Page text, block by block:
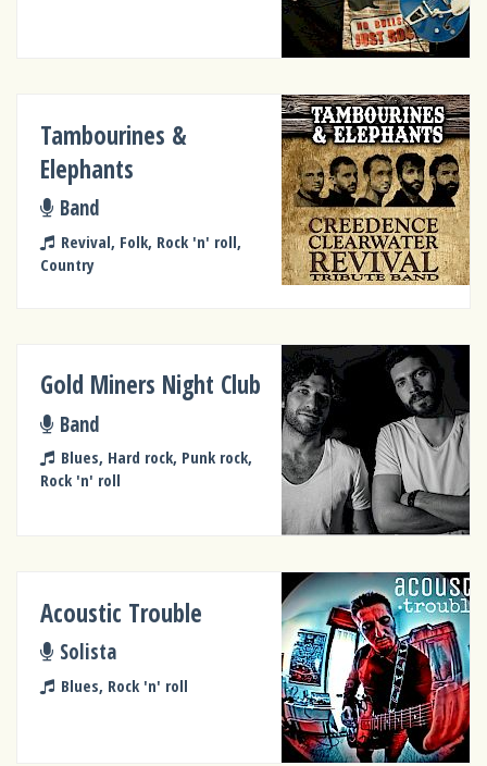
Tambourines &
Elephants
Band
Revival, Folk, Rock 'n' roll,
Country
Gold Miners Night Club
Band
Blues, Hard rock, Punk rock,
Rock 'n' roll
Acoustic Trouble
Solista
Blues, Rock 'n' roll